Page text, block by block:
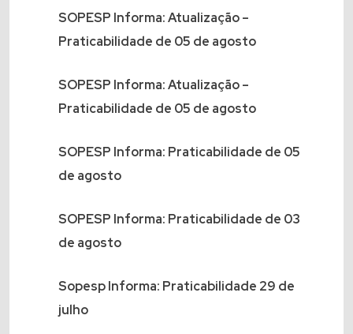
SOPESP Informa: Atualização –
Praticabilidade de 05 de agosto
SOPESP Informa: Atualização –
Praticabilidade de 05 de agosto
SOPESP Informa: Praticabilidade de 05
de agosto
SOPESP Informa: Praticabilidade de 03
de agosto
Sopesp Informa: Praticabilidade 29 de
julho